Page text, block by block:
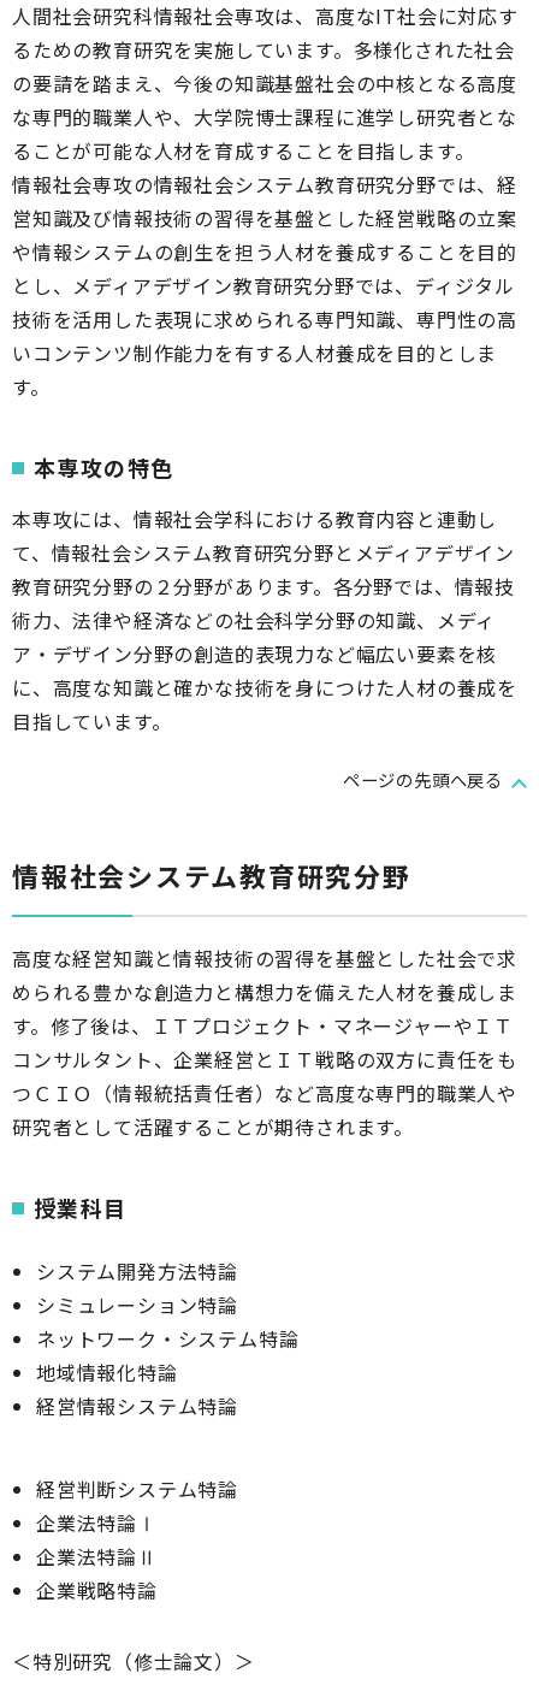
人間社会研究科情報社会専攻は、高度なIT社会に対応す
るための教育研究を実施しています。多様化された社会
の要請を踏まえ、今後の知識基盤社会の中核となる高度
な専門的職業人や、大学院博士課程に進学し研究者とな
ることが可能な人材を育成することを目指します。
情報社会専攻の情報社会システム教育研究分野では、経
営知識及び情報技術の習得を基盤とした経営戦略の立案
や情報システムの創生を担う人材を養成することを目的
とし、メディアデザイン教育研究分野では、ディジタル
技術を活用した表現に求められる専門知識、専門性の高
いコンテンツ制作能力を有する人材養成を目的としま
す。
本専攻の特色
本専攻には、情報社会学科における教育内容と連動し
て、情報社会システム教育研究分野とメディアデザイン
教育研究分野の２分野があります。各分野では、情報技
術力、法律や経済などの社会科学分野の知識、メディ
ア・デザイン分野の創造的表現力など幅広い要素を核
に、高度な知識と確かな技術を身につけた人材の養成を
目指しています。
ページの先頭へ戻る
情報社会システム教育研究分野
高度な経営知識と情報技術の習得を基盤とした社会で求
められる豊かな創造力と構想力を備えた人材を養成しま
す。修了後は、ＩＴプロジェクト・マネージャーやＩＴ
コンサルタント、企業経営とＩＴ戦略の双方に責任をも
つＣＩＯ（情報統括責任者）など高度な専門的職業人や
研究者として活躍することが期待されます。
授業科目
システム開発方法特論
シミュレーション特論
ネットワーク・システム特論
地域情報化特論
経営情報システム特論
経営判断システム特論
企業法特論Ⅰ
企業法特論Ⅱ
企業戦略特論
＜特別研究（修士論文）＞